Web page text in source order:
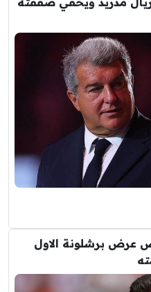
عرض برشلونة الاول